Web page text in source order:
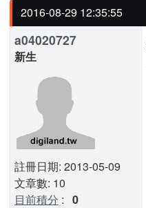
2016-08-29 12:35:55
a04020727
新生
註冊日期: 2013-05-09
文章數: 10
目前積分 : 0